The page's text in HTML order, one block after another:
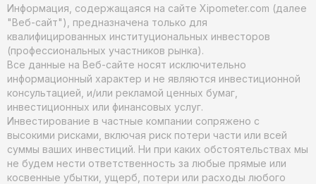
Информация, содержащаяся на сайте Xipometer.com (далее
"Веб-сайт"), предназначена только для
квалифицированных институциональных инвесторов
(профессиональных участников рынка).
Все данные на Веб-сайте носят исключительно
информационный характер и не являются инвестиционной
консультацией, и/или рекламой ценных бумаг,
инвестиционных или финансовых услуг.
Инвестирование в частные компании сопряжено с
высокими рисками, включая риск потери части или всей
суммы ваших инвестиций. Ни при каких обстоятельствах мы
не будем нести ответственность за любые прямые или
косвенные убытки, ущерб, потери или расходы любого